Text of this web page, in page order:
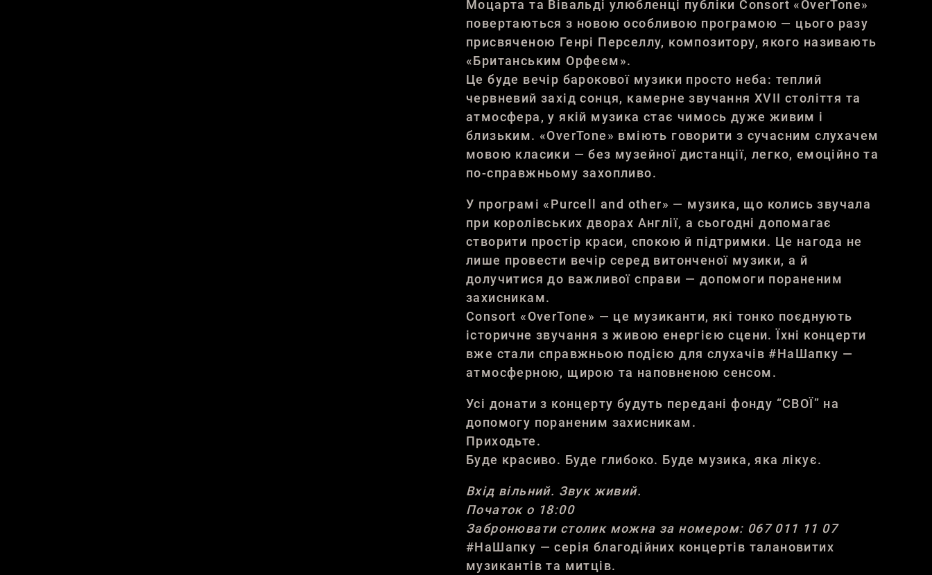
Моцарта та Вівальді улюбленці публіки Consort «OverTone»
повертаються з новою особливою програмою — цього разу
присвяченою Генрі Перселлу, композитору, якого називають
«Британським Орфеєм».
Це буде вечір барокової музики просто неба: теплий
червневий захід сонця, камерне звучання XVII століття та
атмосфера, у якій музика стає чимось дуже живим і
близьким. «OverTone» вміють говорити з сучасним слухачем
мовою класики — без музейної дистанції, легко, емоційно та
по-справжньому захопливо.
У програмі «Purcell and other» — музика, що колись звучала
при королівських дворах Англії, а сьогодні допомагає
створити простір краси, спокою й підтримки. Це нагода не
лише провести вечір серед витонченої музики, а й
долучитися до важливої справи — допомоги пораненим
захисникам.
Consort «OverTone» — це музиканти, які тонко поєднують
історичне звучання з живою енергією сцени. Їхні концерти
вже стали справжньою подією для слухачів #НаШапку —
атмосферною, щирою та наповненою сенсом.
Усі донати з концерту будуть передані фонду “СВОЇ” на
допомогу пораненим захисникам.
Приходьте.
Буде красиво. Буде глибоко. Буде музика, яка лікує.
Вхід вільний. Звук живий.
Початок о 18:00
Забронювати столик можна за номером: 067 011 11 07
#НаШапку — серія благодійних концертів талановитих
музикантів та митців.